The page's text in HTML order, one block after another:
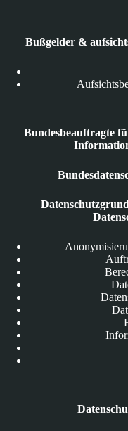
Bußgelder &
Bundesbeauftragte